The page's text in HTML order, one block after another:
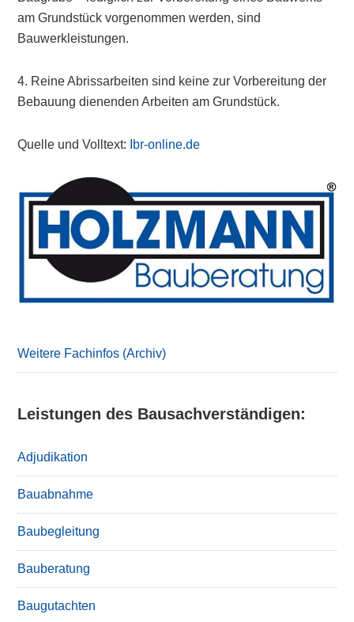
am Grundstück vorgenommen werden, sind
Bauwerkleistungen.
4. Reine Abrissarbeiten sind keine zur Vorbereitung der
Bebauung dienenden Arbeiten am Grundstück.
Quelle und Volltext: Ibr-online.de
Primary
Sidebar
Weitere Fachinfos (Archiv)
Leistungen des Bausachverständigen:
Adjudikation
Bauabnahme
Baubegleitung
Bauberatung
Baugutachten